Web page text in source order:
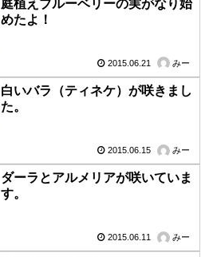
庭植えブルーベリーの実がなり始
めたよ！
2015.06.21 みー
白いバラ（ティネケ）が咲きまし
た。
2015.06.15 みー
ダーラとアルメリアが咲いていま
す。
2015.06.11 みー